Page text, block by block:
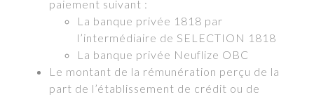
paiement suivant :
La banque privée 1818 par
l’intermédiaire de SELECTION 1818
La banque privée Neuflize OBC
Le montant de la rémunération perçu de la
part de l’établissement de crédit ou de